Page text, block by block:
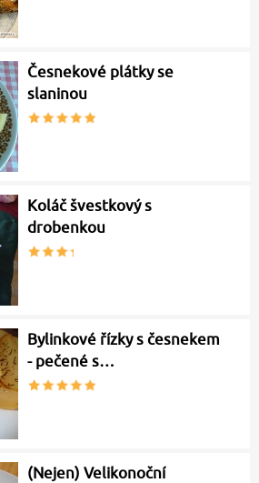
Česnekové plátky se
slaninou
Koláč švestkový s
drobenkou
Bylinkové řízky s česnekem
- pečené s…
(Nejen) Velikonoční